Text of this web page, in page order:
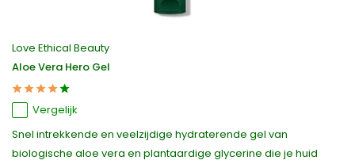
Love Ethical Beauty
Aloe Vera Hero Gel
Vergelijk
Snel intrekkende en veelzijdige hydraterende gel van
biologische aloe vera en plantaardige glycerine die je huid